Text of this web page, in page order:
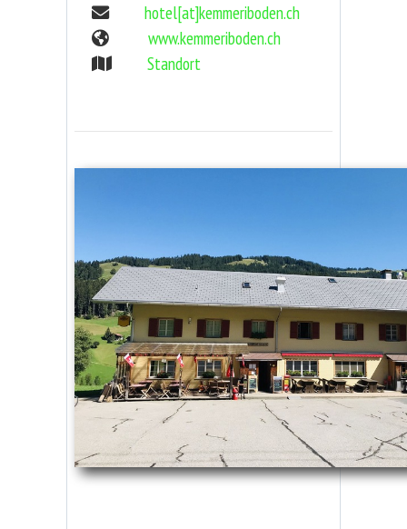
hotel[at]kemmeriboden.ch
www.kemmeriboden.ch
Standort